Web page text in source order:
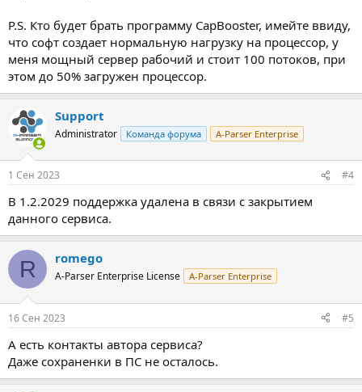
P.S. Кто будет брать программу CapBooster, имейте ввиду,
что софт создает нормальную нагрузку на процессор, у
меня мощный сервер рабочий и стоит 100 потоков, при
этом до 50% загружен процессор.
Support
Administrator Команда форума A-Parser Enterprise
1 Сен 2023 #4
В 1.2.2029 поддержка удалена в связи с закрытием
данного сервиса.
R romego
A-Parser Enterprise License A-Parser Enterprise
16 Сен 2023 #5
А есть контакты автора сервиса?
Даже сохраненки в ПС не осталось.